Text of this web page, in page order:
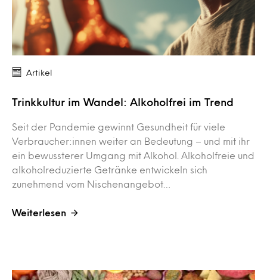
Artikel
Trinkkultur im Wandel: Alkoholfrei im Trend
Seit der Pandemie gewinnt Gesundheit für viele
Verbraucher:innen weiter an Bedeutung – und mit ihr
ein bewussterer Umgang mit Alkohol. Alkoholfreie und
alkoholreduzierte Getränke entwickeln sich
zunehmend vom Nischenangebot…
Weiterlesen